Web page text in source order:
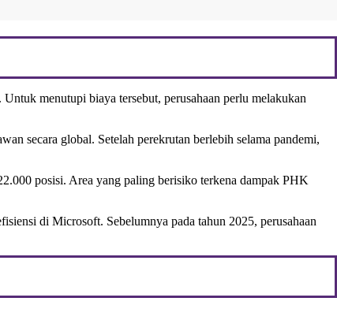
menutupi biaya tersebut, perusahaan perlu melakukan
secara global. Setelah perekrutan berlebih selama pandemi,
posisi. Area yang paling berisiko terkena dampak PHK
di Microsoft. Sebelumnya pada tahun 2025, perusahaan